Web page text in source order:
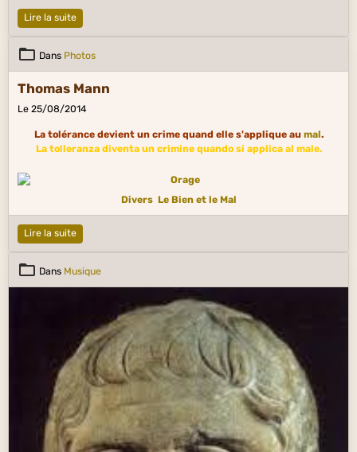
Lire la suite
Dans Photos
Thomas Mann
Le 25/08/2014
La tolérance devient un crime quand elle s'applique au mal.
La tolleranza diventa un crimine quando si applica al male.
Divers Le Bien et le Mal
Lire la suite
Dans Musique